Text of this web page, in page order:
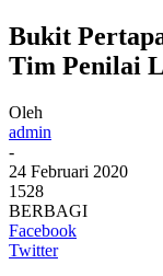
Bukit
Tim Penilai
Oleh
admin
-
24 Februari 2020
1528
BERBAGI
Facebook
Twitter